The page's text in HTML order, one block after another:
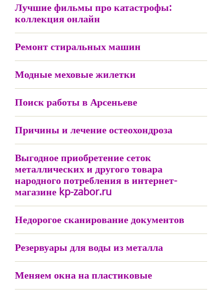
Лучшие фильмы про катастрофы:
коллекция онлайн
Ремонт стиральных машин
Модные меховые жилетки
Поиск работы в Арсеньеве
Причины и лечение остеохондроза
Выгодное приобретение сеток
металлических и другого товара
народного потребления в интернет-
магазине kp-zabor.ru
Недорогое сканирование документов
Резервуары для воды из металла
Меняем окна на пластиковые